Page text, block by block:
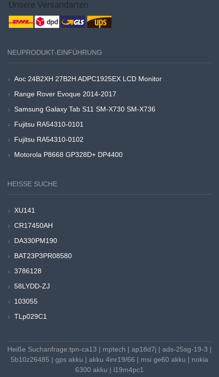
NEUPRODUKT-EINFÜHRUNG
Aoc 24B2XH 27B2H ADPC1925EX LCD Monitor
Range Rover Evoque 2014-2017
Samsung Galaxy Tab S11 SM-X730 SM-X736
Fujitsu RA54310-0101
Fujitsu RA54310-0102
Motorola P8668 GP328D+ DP4400
HEISSE SUCHE
XU141
CR17450AH
DA330PM190
BAT23P3PR08580
3786128
58LYDD-ZJ
103055
TLp029C1
Heiße Suchanfrage:tpn-ca13 | mptech | ap18d7j | ads-25sg-19-3 |
5b10z26485 | gps akku | akku 4inr19/66 | msi ge60 akku | nokia
6300 akku | l19m4pc1